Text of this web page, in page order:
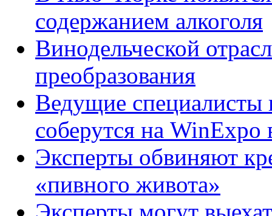
содержанием алкоголя
Винодельческой
преобразования
Ведущие специалисты
соберутся на WinExpo
Эксперты обвиняют
«пивного живота»